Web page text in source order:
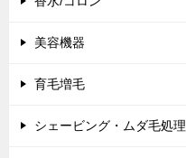
美容機器
育毛増毛
シェービング・ムダ毛処理